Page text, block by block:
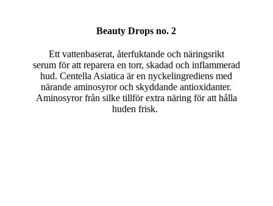
Beauty Drops no. 2
Ett vattenbaserat, återfuktande och näringsrikt
serum för att reparera en torr, skadad och inflammerad
hud. Centella Asiatica är en nyckelingrediens med
närande aminosyror och skyddande antioxidanter.
Aminosyror från silke tillför extra näring för att hålla
huden frisk.